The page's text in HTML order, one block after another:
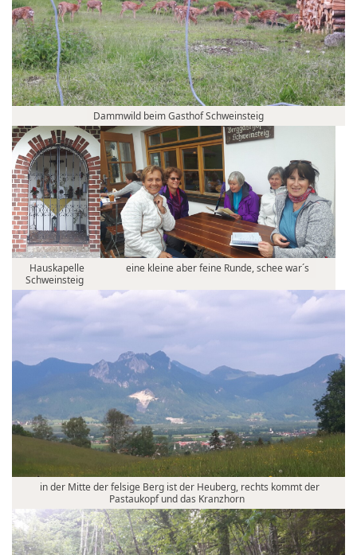
Dammwild beim Gasthof Schweinsteig
Hauskapelle
Schweinsteig
eine kleine aber feine Runde, schee war´s
in der Mitte der felsige Berg ist der Heuberg, rechts kommt der
Pastaukopf und das Kranzhorn